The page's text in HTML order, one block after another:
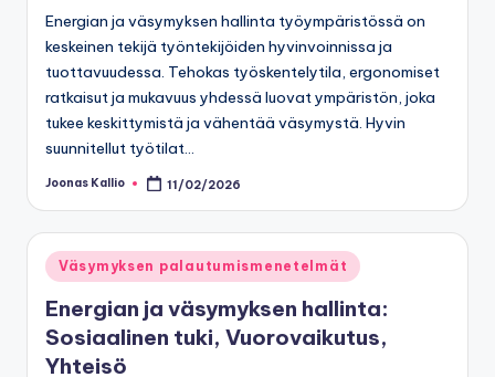
Energian ja väsymyksen hallinta työympäristössä on
keskeinen tekijä työntekijöiden hyvinvoinnissa ja
tuottavuudessa. Tehokas työskentelytila, ergonomiset
ratkaisut ja mukavuus yhdessä luovat ympäristön, joka
tukee keskittymistä ja vähentää väsymystä. Hyvin
suunnitellut työtilat…
Posted
Joonas Kallio 11/02/2026
Posted
in
Väsymyksen palautumismenetelmät
Energian ja väsymyksen hallinta:
Sosiaalinen tuki, Vuorovaikutus,
Yhteisö